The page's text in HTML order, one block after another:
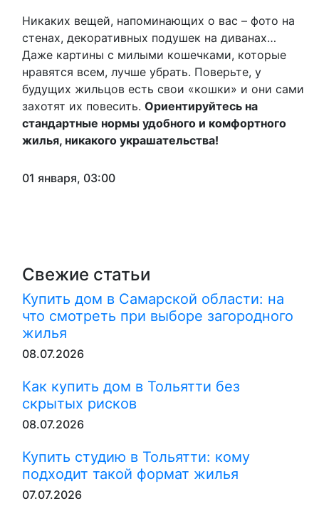
Никаких вещей, напоминающих о вас – фото на
стенах, декоративных подушек на диванах…
Даже картины с милыми кошечками, которые
нравятся всем, лучше убрать. Поверьте, у
будущих жильцов есть свои «кошки» и они сами
захотят их повесить. Ориентируйтесь на
стандартные нормы удобного и комфортного
жилья, никакого украшательства!
01 января, 03:00
Свежие статьи
Купить дом в Самарской области: на
что смотреть при выборе загородного
жилья
08.07.2026
Как купить дом в Тольятти без
скрытых рисков
08.07.2026
Купить студию в Тольятти: кому
подходит такой формат жилья
07.07.2026